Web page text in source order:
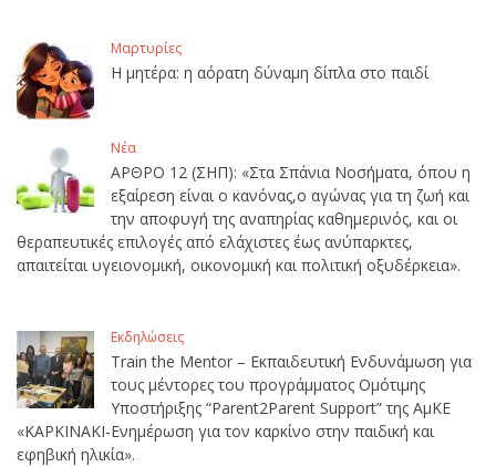
Μαρτυρίες
Η μητέρα: η αόρατη δύναμη δίπλα στο παιδί
Νέα
ΑΡΘΡΟ 12 (ΣΗΠ): «Στα Σπάνια Νοσήματα, όπου η
εξαίρεση είναι ο κανόνας,ο αγώνας για τη ζωή και
την αποφυγή της αναπηρίας καθημερινός, και οι
θεραπευτικές επιλογές από ελάχιστες έως ανύπαρκτες,
απαιτείται υγειονομική, οικονομική και πολιτική οξυδέρκεια».
Εκδηλώσεις
Train the Mentor – Εκπαιδευτική Ενδυνάμωση για
τους μέντορες του προγράμματος Ομότιμης
Υποστήριξης “Parent2Parent Support” της ΑμΚΕ
«ΚΑΡΚΙΝΑΚΙ-Ενημέρωση για τον καρκίνο στην παιδική και
εφηβική ηλικία».